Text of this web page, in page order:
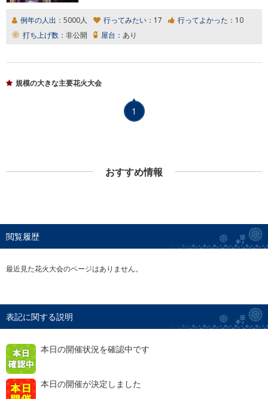
例年の人出： 5000人 行ってみたい： 17 行ってよかった： 10
打ち上げ数： 非公開 屋台： あり
規模の大きな主要花火大会
1
おすすめ情報
閲覧履歴
最近見た花火大会のページはありません。
表記に関する説明
本日の開催状況を確認中です
本日の開催が決定しました